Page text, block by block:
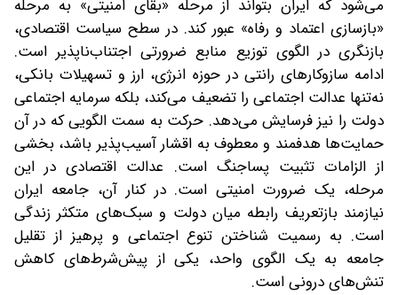
می‌شود که ایران بتواند از مرحله «بقای امنیتی» به مرحله
«بازسازی اعتماد و رفاه» عبور کند. ‌در سطح سیاست اقتصادی،
بازنگری در الگوی توزیع منابع ضرورتی اجتناب‌ناپذیر است.
ادامه سازوکارهای رانتی در حوزه انرژی، ارز و تسهیلات بانکی،
نه‌تنها عدالت اجتماعی را تضعیف می‌کند، بلکه سرمایه اجتماعی
دولت را نیز فرسایش می‌دهد. حرکت به سمت الگویی که در آن
حمایت‌ها هدفمند و معطوف به اقشار آسیب‌پذیر باشد، بخشی
از الزامات تثبیت پساجنگ است. عدالت اقتصادی در این
مرحله، یک ضرورت امنیتی است. ‌در کنار آن، جامعه ایران
نیازمند بازتعریف رابطه میان دولت و سبک‌های متکثر زندگی
است. به رسمیت شناختن تنوع اجتماعی و پرهیز از تقلیل
جامعه به یک الگوی واحد، یکی از پیش‌شرط‌های کاهش
تنش‌های درونی است.